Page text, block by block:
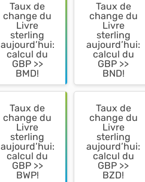
Taux de
change du
Livre
sterling
aujourd’hui:
calcul du
GBP >>
BMD!
Taux de
change du
Livre
sterling
aujourd’hui:
calcul du
GBP >>
BND!
Taux de
change du
Livre
sterling
aujourd’hui:
calcul du
GBP >>
BWP!
Taux de
change du
Livre
sterling
aujourd’hui:
calcul du
GBP >>
BZD!